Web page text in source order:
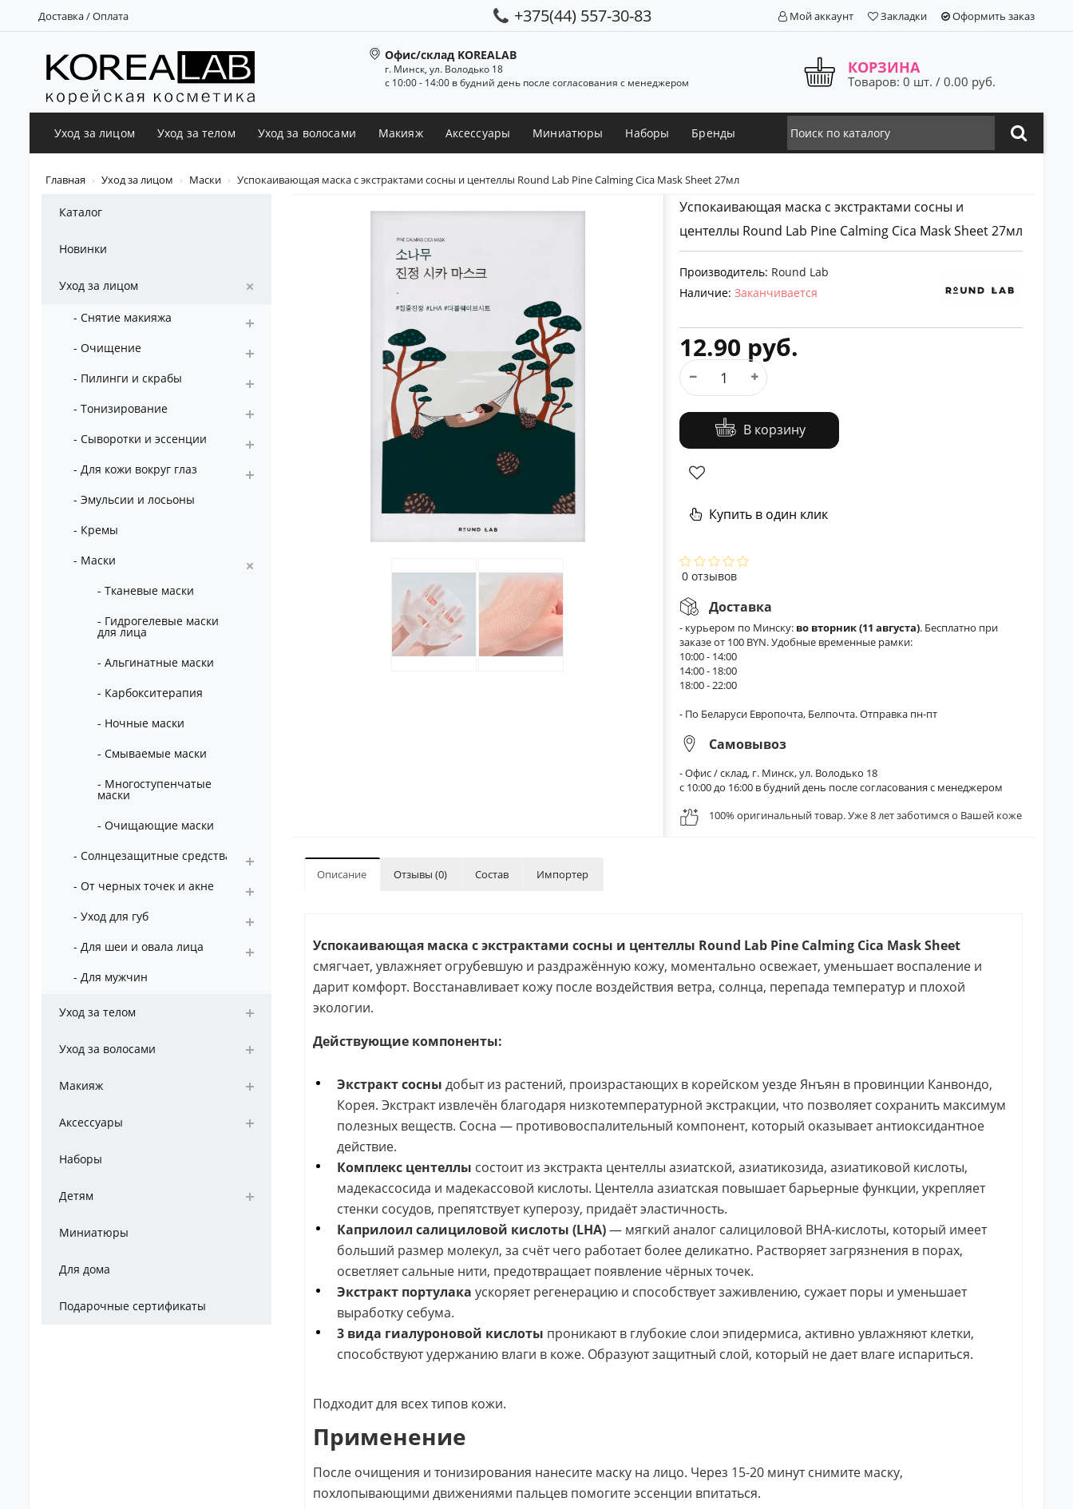
Доставка / Оплата +375(44) 557-30-83 Мой аккаунт Закладки Оформить заказ
Офис/склад KOREALAB
г. Минск, ул. Володько 18
с 10:00 - 14:00 в будний день после согласования с менеджером
КОРЗИНА
Товаров: 0 шт. / 0.00 руб.
Уход за лицом Уход за телом Уход за волосами Макияж Аксессуары Миниатюры Наборы Бренды
Главная Уход за лицом Маски Успокаивающая маска с экстрактами сосны и центеллы Round Lab Pine Calming Cica Mask Sheet 27мл
Каталог
Новинки
Уход за лицом
- Снятие макияжа
- Очищение
- Пилинги и скрабы
- Тонизирование
- Сыворотки и эссенции
- Для кожи вокруг глаз
- Эмульсии и лосьоны
- Кремы
- Маски
- Тканевые маски
- Гидрогелевые маски
для лица
- Альгинатные маски
- Карбокситерапия
- Ночные маски
- Смываемые маски
- Многоступенчатые
маски
- Очищающие маски
- Солнцезащитные средства
- От черных точек и акне
- Уход для губ
- Для шеи и овала лица
- Для мужчин
Уход за телом
Уход за волосами
Макияж
Аксессуары
Наборы
Детям
Миниатюры
Для дома
Подарочные сертификаты
Успокаивающая маска с экстрактами сосны и
центеллы Round Lab Pine Calming Cica Mask Sheet 27мл
Производитель: Round Lab
Наличие: Заканчивается
12.90 руб.
В корзину
Купить в один клик
0 отзывов
Доставка
- курьером по Минску: во вторник (11 августа). Бесплатно при
заказе от 100 BYN. Удобные временные рамки:
10:00 - 14:00
14:00 - 18:00
18:00 - 22:00
- По Беларуси Европочта, Белпочта. Отправка пн-пт
Самовывоз
- Офис / склад, г. Минск, ул. Володько 18
с 10:00 до 16:00 в будний день после согласования с менеджером
100% оригинальный товар. Уже 8 лет заботимся о Вашей коже
Описание Отзывы (0) Состав Импортер
Успокаивающая маска с экстрактами сосны и центеллы Round Lab Pine Calming Cica Mask Sheet
смягчает, увлажняет огрубевшую и раздражённую кожу, моментально освежает, уменьшает воспаление и
дарит комфорт. Восстанавливает кожу после воздействия ветра, солнца, перепада температур и плохой
экологии.
Действующие компоненты:
Экстракт сосны добыт из растений, произрастающих в корейском уезде Янъян в провинции Канвондо,
Корея. Экстракт извлечён благодаря низкотемпературной экстракции, что позволяет сохранить максимум
полезных веществ. Сосна — противовоспалительный компонент, который оказывает антиоксидантное
действие.
Комплекс центеллы состоит из экстракта центеллы азиатской, азиатикозида, азиатиковой кислоты,
мадекассосида и мадекассовой кислоты. Центелла азиатская повышает барьерные функции, укрепляет
стенки сосудов, препятствует куперозу, придаёт эластичность.
Каприлоил салициловой кислоты (LHA)— мягкий аналог салициловой BHA-кислоты, который имеет
больший размер молекул, за счёт чего работает более деликатно. Растворяет загрязнения в порах,
осветляет сальные нити, предотвращает появление чёрных точек.
Экстракт портулака ускоряет регенерацию и способствует заживлению, сужает поры и уменьшает
выработку себума.
3 вида гиалуроновой кислоты проникают в глубокие слои эпидермиса, активно увлажняют клетки,
способствуют удержанию влаги в коже. Образуют защитный слой, который не дает влаге испариться.
Подходит для всех типов кожи.
Применение
После очищения и тонизирования нанесите маску на лицо. Через 15-20 минут снимите маску,
похлопывающими движениями пальцев помогите эссенции впитаться.